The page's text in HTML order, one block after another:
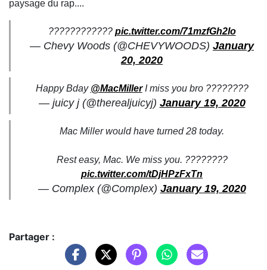
paysage du rap....
???????????? pic.twitter.com/71mzfGh2Io
— Chevy Woods (@CHEVYWOODS) January
20, 2020
Happy Bday @MacMillerI miss you bro ????????
— juicy j (@therealjuicyj) January 19, 2020
Mac Miller would have turned 28 today.
Rest easy, Mac. We miss you. ????????
pic.twitter.com/tDjHPzFxTn
— Complex (@Complex) January 19, 2020
Partager :